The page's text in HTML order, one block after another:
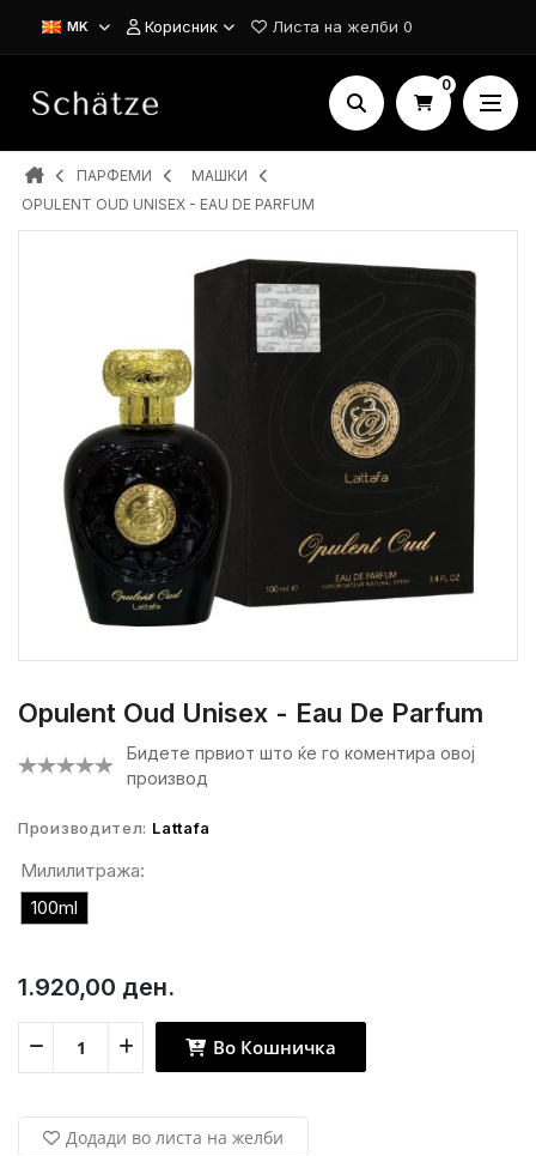
MK Корисник Листа на желби 0
0
ПАРФЕМИ
MAШКИ
OPULENT OUD UNISEX - EAU DE PARFUM
Opulent Oud Unisex - Eau De Parfum
Бидете првиот што ќе го коментира овој
производ
Производител: Lattafa
Милилитража:
100ml
1.920,00 ден.
Во Кошничка
Додади во листа на желби